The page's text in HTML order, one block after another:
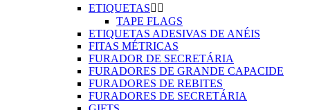
ETIQUETAS 
TAPE FLAGS
ETIQUETAS ADESIVAS DE ANÉIS
FITAS MÉTRICAS
FURADOR DE SECRETÁRIA
FURADORES DE GRANDE CAPACIDE
FURADORES DE REBITES
FURADORES DE SECRETÁRIA